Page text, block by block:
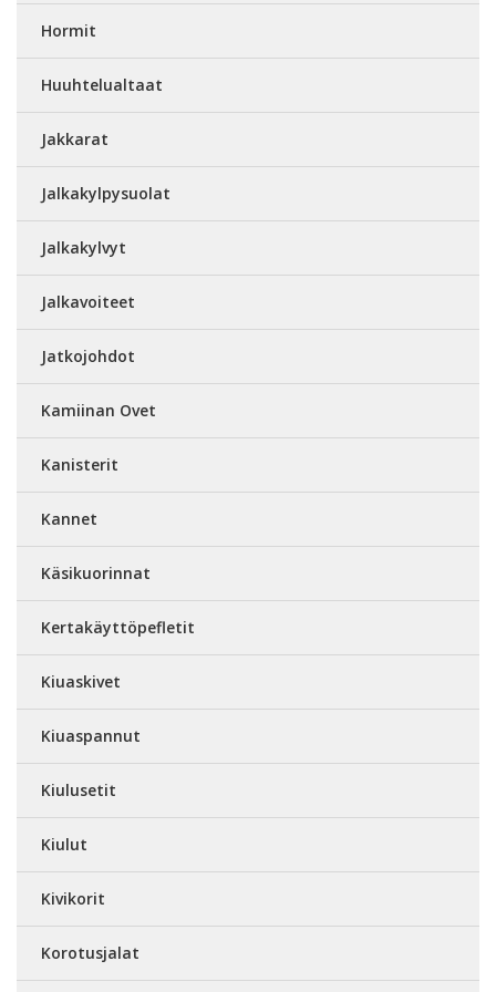
Hormit
Huuhtelualtaat
Jakkarat
Jalkakylpysuolat
Jalkakylvyt
Jalkavoiteet
Jatkojohdot
Kamiinan Ovet
Kanisterit
Kannet
Käsikuorinnat
Kertakäyttöpefletit
Kiuaskivet
Kiuaspannut
Kiulusetit
Kiulut
Kivikorit
Korotusjalat